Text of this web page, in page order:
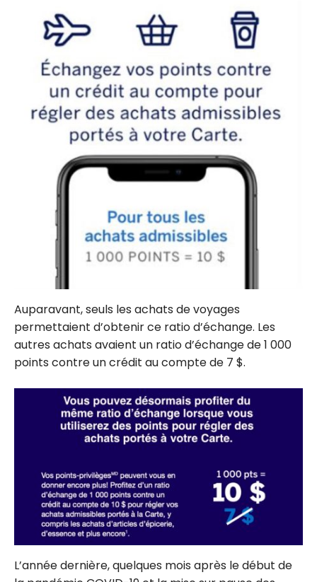
Auparavant, seuls les achats de voyages
permettaient d’obtenir ce ratio d’échange. Les
autres achats avaient un ratio d’échange de 1 000
points contre un crédit au compte de 7 $.
L’année dernière, quelques mois après le début de